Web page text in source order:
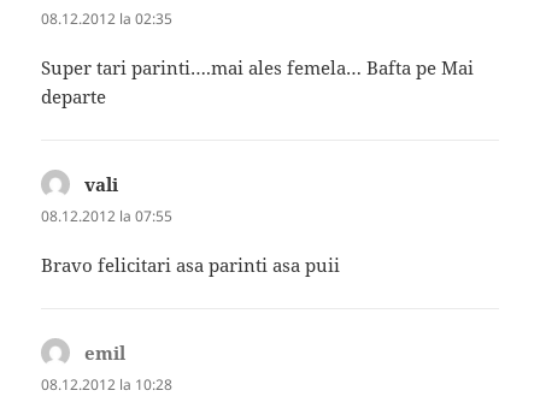
08.12.2012 la 02:35
Super tari parinti….mai ales femela… Bafta pe Mai
departe
vali
08.12.2012 la 07:55
Bravo felicitari asa parinti asa puii
emil
08.12.2012 la 10:28